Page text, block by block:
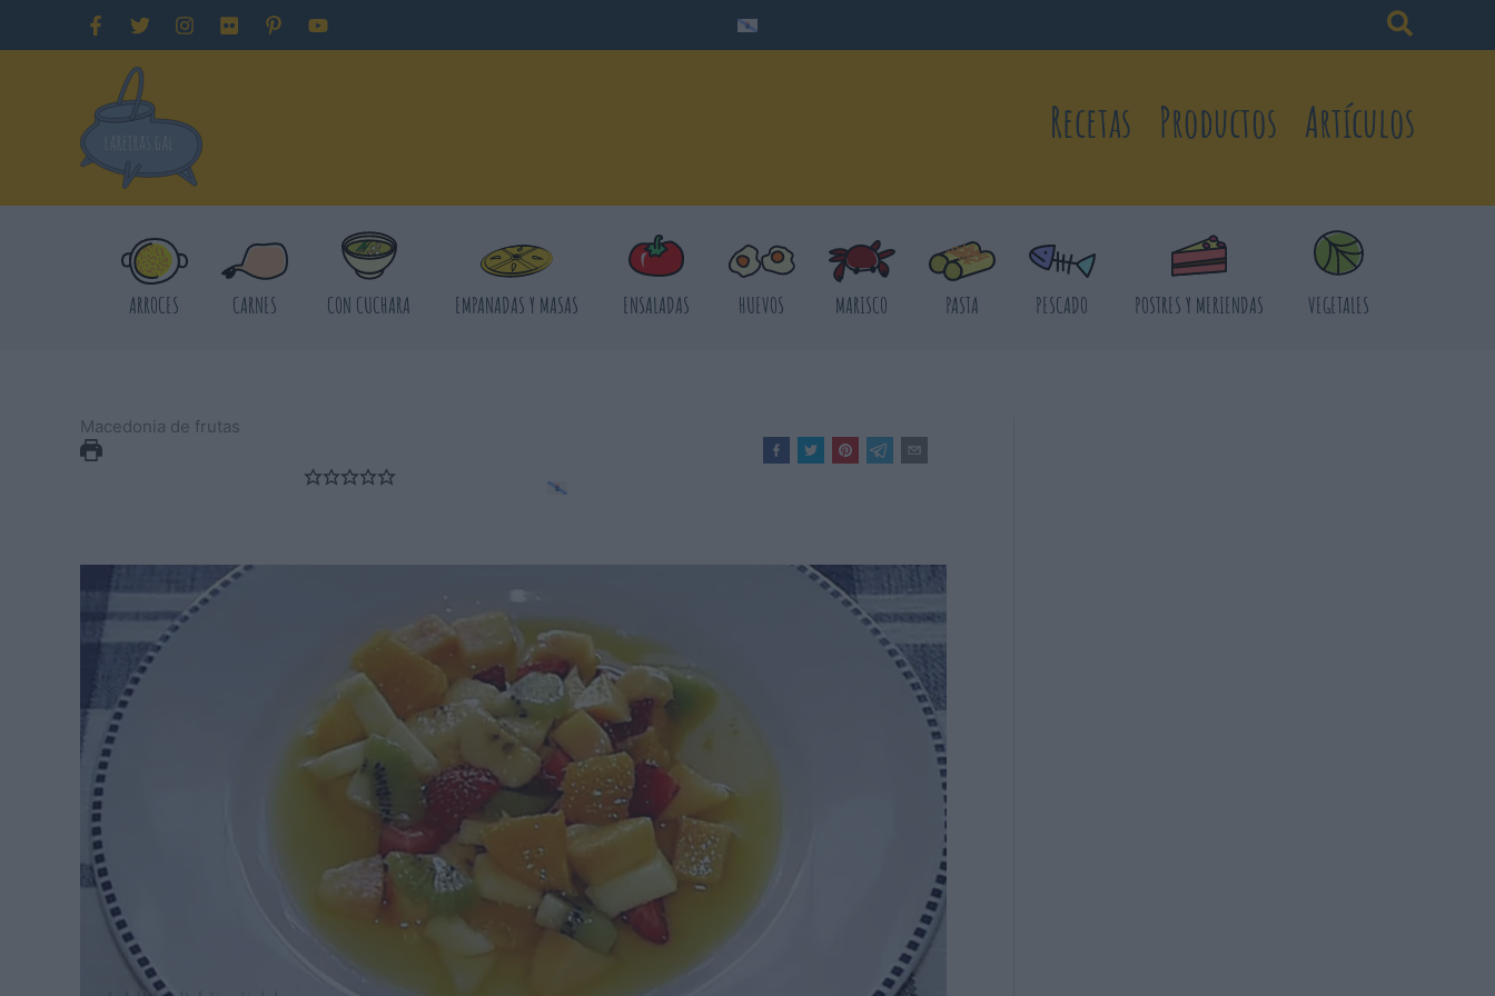
Recetas Productos Artículos
ARROCES CARNES CON CUCHARA EMPANADAS Y MASAS ENSALADAS HUEVOS MARISCO PASTA PESCADO POSTRES Y MERIENDAS VEGETALES
Macedonia de frutas